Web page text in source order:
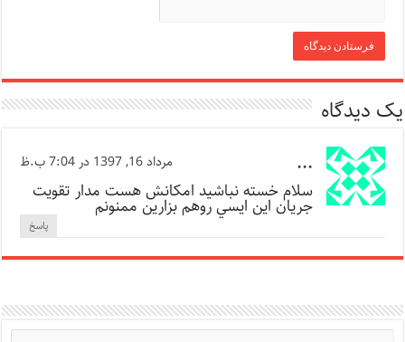
یک دیدگاه
... مرداد 16, 1397 در 7:04 ب.ظ
سلام خسته نباشيد امكانش هست مدار تقويت
جريان اين ايسي روهم بزارين ممنونم
پاسخ